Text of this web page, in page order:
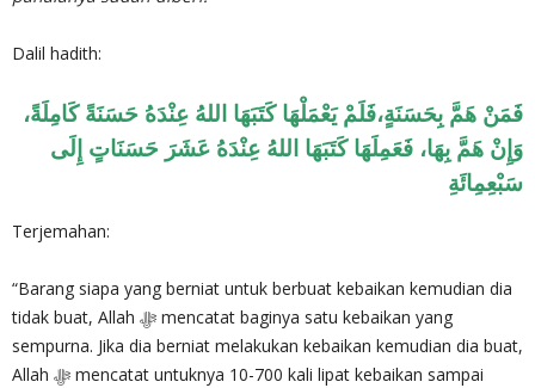
Dalil hadith:
فَمَنْ هَمَّ بِحَسَنَةٍ،فَلَمْ يَعْمَلْهَا كَتَبَهَا اللهُ عِنْدَهُ حَسَنَةً كَامِلَةً،
وَإِنْ هَمَّ بِهَا، فَعَمِلَهَا كَتَبَهَا اللهُ عِنْدَهُ عَشَرَ حَسَنَاتٍ إِلَى
سَبْعِمِائَةِ
Terjemahan:
“Barang siapa yang berniat untuk berbuat kebaikan kemudian dia
tidak buat, Allah ﷻ mencatat baginya satu kebaikan yang
sempurna. Jika dia berniat melakukan kebaikan kemudian dia buat,
Allah ﷻ mencatat untuknya 10-700 kali lipat kebaikan sampai